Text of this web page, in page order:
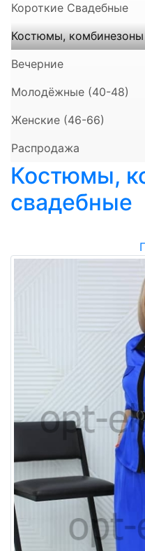
Короткие Свадебные
Костюмы, комбинезоны
Вечерние
Молодёжные (40-48)
Женские (46-66)
Распродажа
Костюмы,
свадебные